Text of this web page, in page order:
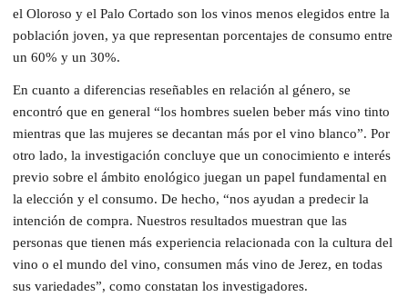
el Oloroso y el Palo Cortado son los vinos menos elegidos entre la
población joven, ya que representan porcentajes de consumo entre
un 60% y un 30%.
En cuanto a diferencias reseñables en relación al género, se
encontró que en general “los hombres suelen beber más vino tinto
mientras que las mujeres se decantan más por el vino blanco”. Por
otro lado, la investigación concluye que un conocimiento e interés
previo sobre el ámbito enológico juegan un papel fundamental en
la elección y el consumo. De hecho, “nos ayudan a predecir la
intención de compra. Nuestros resultados muestran que las
personas que tienen más experiencia relacionada con la cultura del
vino o el mundo del vino, consumen más vino de Jerez, en todas
sus variedades”, como constatan los investigadores.